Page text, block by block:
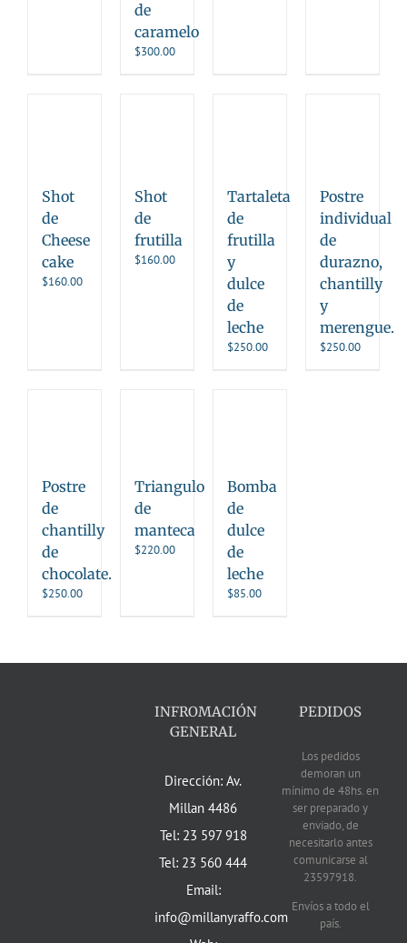
de
caramelo
$300.00
Shot
de
Cheese
cake
$160.00
Shot
de
frutilla
$160.00
Tartaleta
de
frutilla
y
dulce
de
leche
$250.00
Postre
individual
de
durazno,
chantilly
y
merengue.
$250.00
Postre
de
chantilly
de
chocolate.
$250.00
Triangulo
de
manteca
$220.00
Bomba
de
dulce
de
leche
$85.00
INFROMACIÓN
GENERAL
Dirección: Av.
Millan 4486
Tel: 23 597 918
Tel: 23 560 444
Email:
info@millanyraffo.com
PEDIDOS
Los pedidos
demoran un
mínimo de 48hs. en
ser preparado y
enviado, de
necesitarlo antes
comunicarse al
23597918.
Envíos a todo el
país.